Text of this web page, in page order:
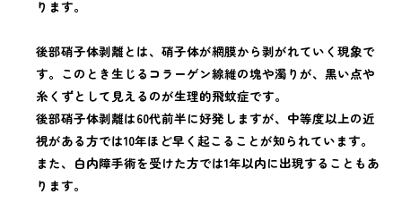
ります。
後部硝子体剥離とは、硝子体が網膜から剥がれていく現象で
す。このとき生じるコラーゲン線維の塊や濁りが、黒い点や
糸くずとして見えるのが生理的飛蚊症です。
後部硝子体剥離は60代前半に好発しますが、中等度以上の近
視がある方では10年ほど早く起こることが知られています。
また、白内障手術を受けた方では1年以内に出現することもあ
ります。